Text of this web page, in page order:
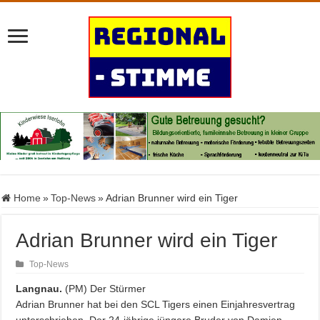
Home » Top-News » Adrian Brunner wird ein Tiger
Adrian Brunner wird ein Tiger
Top-News
Langnau. (PM) Der Stürmer
Adrian Brunner hat bei den SCL Tigers einen Einjahresvertrag